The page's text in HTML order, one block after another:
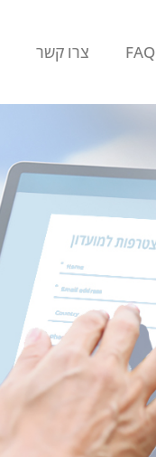
FAQ צרו קשר